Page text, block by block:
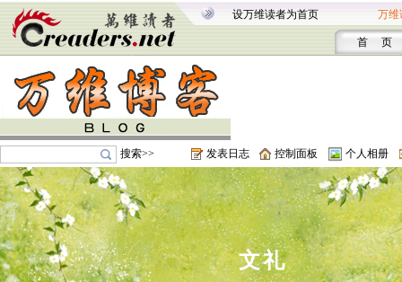
设万维读者为首页 万维
首 页
搜索>> 发表日志 控制面板 个人相册
文礼